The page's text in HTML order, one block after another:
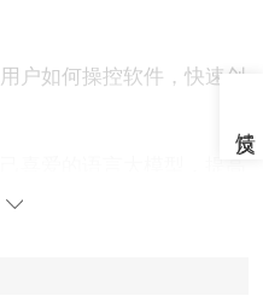
户如何操控软件，快速创
软件的所有操控界面全部